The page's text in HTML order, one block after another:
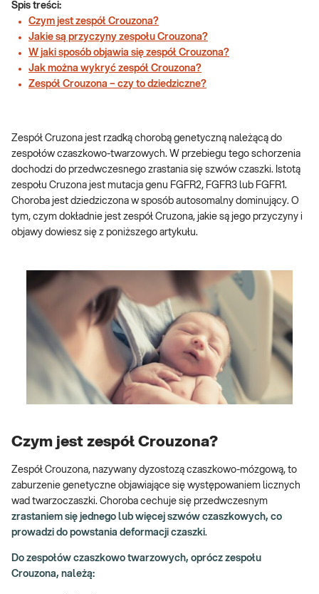
Spis treści:
Czym jest zespół Crouzona?
Jakie są przyczyny zespołu Crouzona?
W jaki sposób objawia się zespół Crouzona?
Jak można wykryć zespół Crouzona?
Zespół Crouzona – czy to dziedziczne?
Zespół Cruzona jest rzadką chorobą genetyczną należącą do
zespołów czaszkowo-twarzowych. W przebiegu tego schorzenia
dochodzi do przedwczesnego zrastania się szwów czaszki. Istotą
zespołu Cruzona jest mutacja genu FGFR2, FGFR3 lub FGFR1.
Choroba jest dziedziczona w sposób autosomalny dominujący. O
tym, czym dokładnie jest zespół Cruzona, jakie są jego przyczyny i
objawy dowiesz się z poniższego artykułu.
Czym jest zespół Crouzona?
Zespół Crouzona, nazywany dyzostozą czaszkowo-mózgową, to
zaburzenie genetyczne objawiające się występowaniem licznych
wad twarzoczaszki. Choroba cechuje się przedwczesnym
zrastaniem się jednego lub więcej szwów czaszkowych, co
prowadzi do powstania deformacji czaszki.
Do zespołów czaszkowo twarzowych, oprócz zespołu
Crouzona, należą: